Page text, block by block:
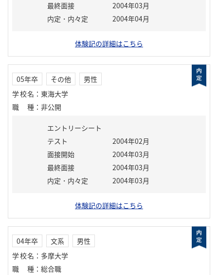
最終面接
2004年03月
内定・内々定
2004年04月
体験記の詳細はこちら
05年卒 その他
男性
学校名 ： 東海大学
職種 ： 非公開
エントリーシート
テスト
2004年02月
面接開始
2004年03月
最終面接
2004年03月
内定・内々定
2004年03月
体験記の詳細はこちら
04年卒 文系
男性
学校名 ： 多摩大学
職種 ： 総合職